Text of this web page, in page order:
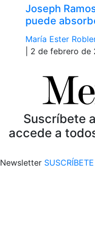
Joseph
puede
María Ester
| 2 de febrero de
Suscríbete
accede a
Newsletter SUSCRÍBETE